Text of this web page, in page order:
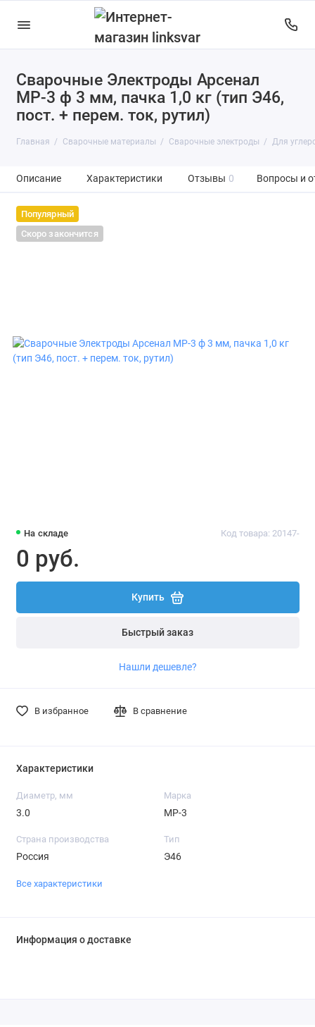
Сварочные Электроды Арсенал
МР-3 ф 3 мм, пачка 1,0 кг (тип Э46,
пост. + перем. ток, рутил)
Главная Сварочные материалы Сварочные электроды Для
Сварочные электроды
Сварочная проволока
Присадочный пруток
Флюс
Описание Характеристики Отзывы 0 Вопросы и
Популярный
Скоро закончится
На складе Код товара: 20147-
0 руб.
Купить
Быстрый заказ
Нашли дешевле?
В избранное В сравнение
Характеристики
Диаметр, мм
3.0
Марка
МР-3
Страна производства
Россия
Тип
Э46
Все характеристики
Информация о доставке